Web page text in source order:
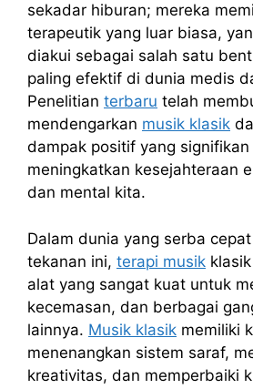
sekadar hiburan; mereka
terapeutik yang luar biasa,
diakui sebagai salah satu
paling efektif di dunia medis
Penelitian terbaru telah
mendengarkan musik klasik
dampak positif yang signifikan
meningkatkan kesejahteraan
dan mental kita.
Dalam dunia yang serba
tekanan ini, terapi musik
alat yang sangat kuat untuk
kecemasan, dan berbagai
lainnya. Musik klasik memiliki
menenangkan sistem saraf,
kreativitas, dan memperbaiki